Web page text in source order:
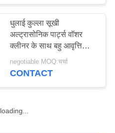
धुलाई कुल्ला सूखी
अल्ट्रासोनिक पार्ट्स वॉशर
क्लीनर के साथ बहु आवृत्ति
अल्ट्रासोनिक सफाई मशीन
negotiable MOQ:चर्चा
CONTACT
loading...